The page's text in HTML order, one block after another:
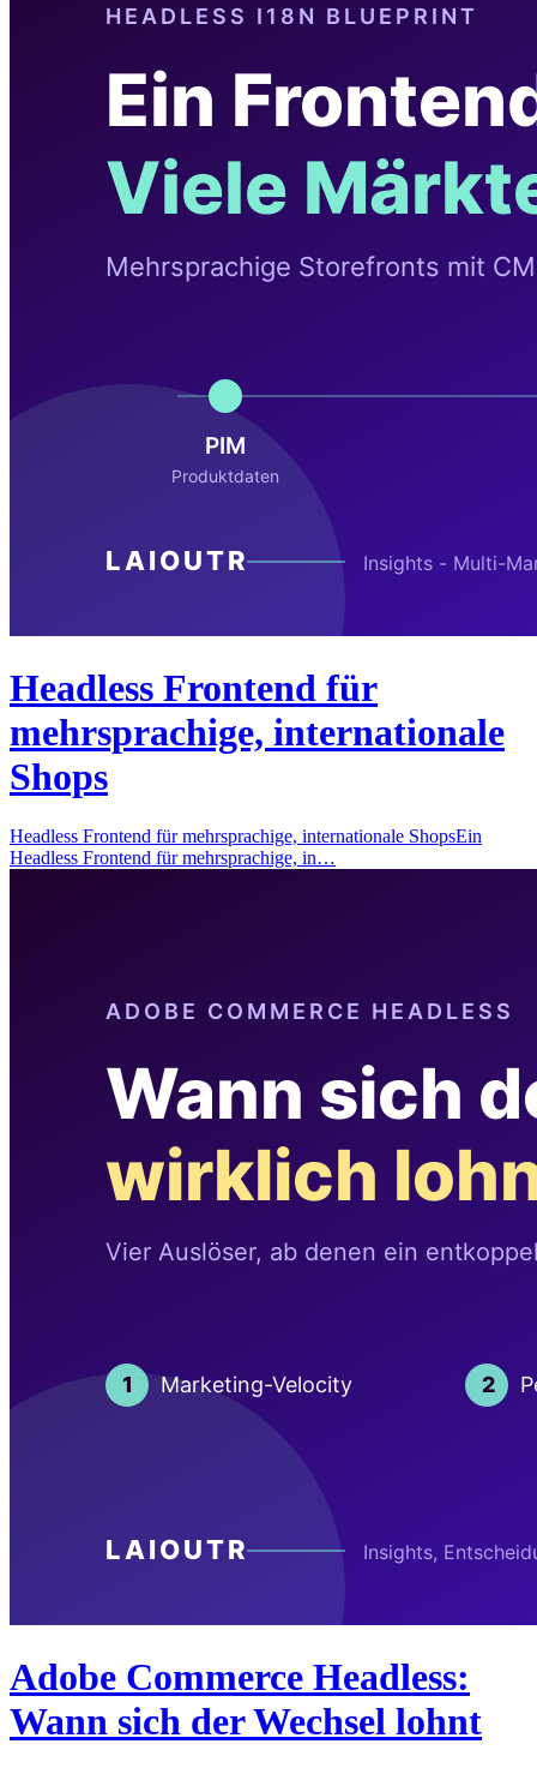
Headless Frontend für
mehrsprachige, internationale
Shops
Headless Frontend für mehrsprachige, internationale ShopsEin
Headless Frontend für mehrsprachige, in…
Adobe Commerce Headless:
Wann sich der Wechsel lohnt